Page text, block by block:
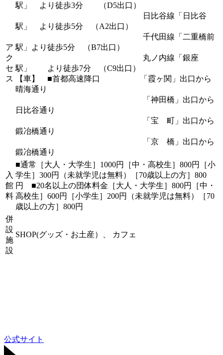
ア
ク
セ
ス
駅」 より徒歩3分 （D5出口）
日比谷線「日比谷
駅」 より徒歩5分 （A2出口）
千代田線「二重橋前
駅」より徒歩5分 （B7出口）
丸ノ内線「銀座
駅」 より徒歩7分 （C9出口）
【車】 ■首都高速降口 「霞ヶ関」出口から
晴海通り
「神田橋」出口から
日比谷通り
「宝 町」出口から
鍛冶橋通り
「京 橋」出口から
鍛冶橋通り
入
館
料
■通常［大人・大学生］1000円［中・高校生］800円［小
学生］300円（未就学児は無料）［70歳以上の方］800
円 ■20名以上の団体料金［大人・大学生］800円［中・
高校生］600円［小学生］200円（未就学児は無料）［70
歳以上の方］800円
併
設
施
設
SHOP(グッズ・お土産）、 カフェ
公式サイト